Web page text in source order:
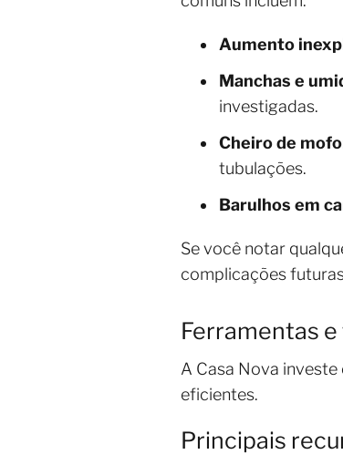
Aumento
Manchas e
investigadas.
Cheiro de mofo
tubulações.
Barulhos em
Se você notar
complicações
Ferramentas
A Casa Nova
eficientes.
Principais